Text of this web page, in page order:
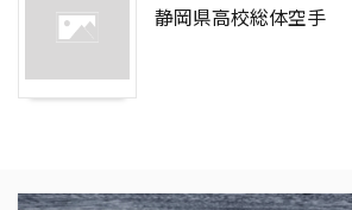
静岡県高校総体空手